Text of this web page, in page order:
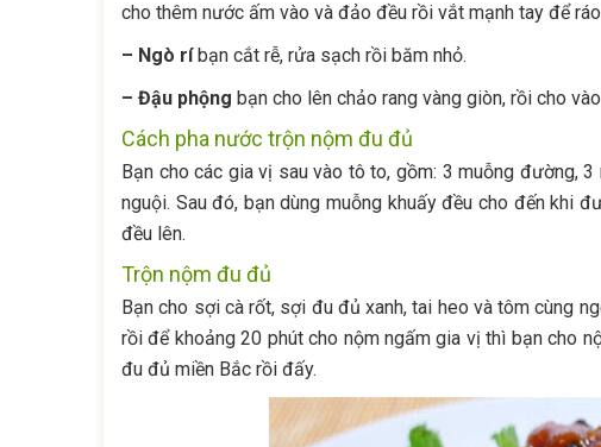
cho thêm nước ấm vào và đảo đều rồi vắt mạnh tay để
– Ngò ríbạn cắt rễ, rửa sạch rồi băm nhỏ.
– Đậu phộng bạn cho lên chảo rang vàng giòn, rồi cho
Cách pha nước trộn nộm đu đủ
Bạn cho các gia vị sau vào tô to, gồm: 3 muỗng đường,
nguội. Sau đó, bạn dùng muỗng khuấy đều cho đến khi
đều lên.
Trộn nộm đu đủ
Bạn cho sợi cà rốt, sợi đu đủ xanh, tai heo và tôm cùng
rồi để khoảng 20 phút cho nộm ngấm gia vị thì bạn cho
đu đủ miền Bắc rồi đấy.